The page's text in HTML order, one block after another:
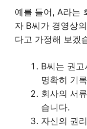
예를 들어, A라는
자 B씨가 경영상
다고 가정해 보겠
B씨는 권
명확히 기
회사의 서
습니다.
자신의 권